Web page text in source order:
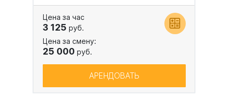
Цена за час
3 125 руб.
Цена за смену:
25 000 руб.
АРЕНДОВАТЬ